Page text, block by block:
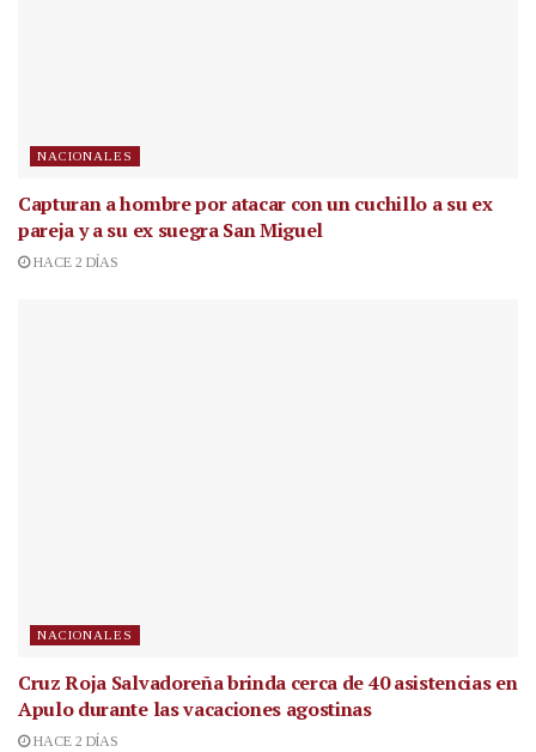
NACIONALES
Capturan a hombre por atacar con un cuchillo a su ex
pareja y a su ex suegra San Miguel
HACE 2 DÍAS
NACIONALES
Cruz Roja Salvadoreña brinda cerca de 40 asistencias en
Apulo durante las vacaciones agostinas
HACE 2 DÍAS